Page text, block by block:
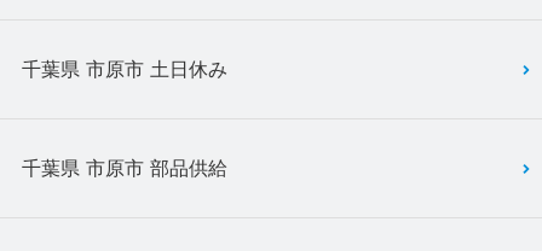
千葉県 市原市 土日休み
千葉県 市原市 部品供給